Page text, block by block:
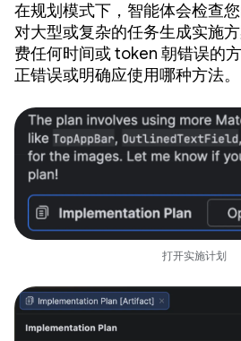
在规划模式下，智能体会检查
对大型或复杂的任务生成实施
费任何时间或 token 朝错误的
正错误或明确应使用哪种方法。
打开实施计划